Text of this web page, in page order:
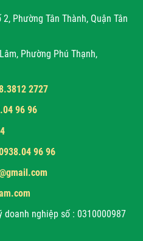
Phường Tân Thành, Quận Tân
Phường Phú Thạnh,
2727
96 96
96 96
doanh nghiệp số : 0310000987